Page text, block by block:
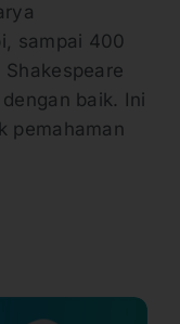
sampai 400
baik. Ini
pemahaman